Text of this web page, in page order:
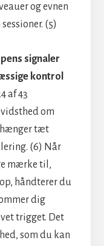
og evnen
(5)
signaler
kontrol
af 43
om
hænger tæt
(6) Når
mærke til,
håndterer du
dig
trigget. Det
som du kan